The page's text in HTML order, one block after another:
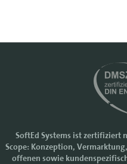
SoftEd Systems ist zertifiziert
Scope: Konzeption,
offenen sowie
Cookie-Einstellungen